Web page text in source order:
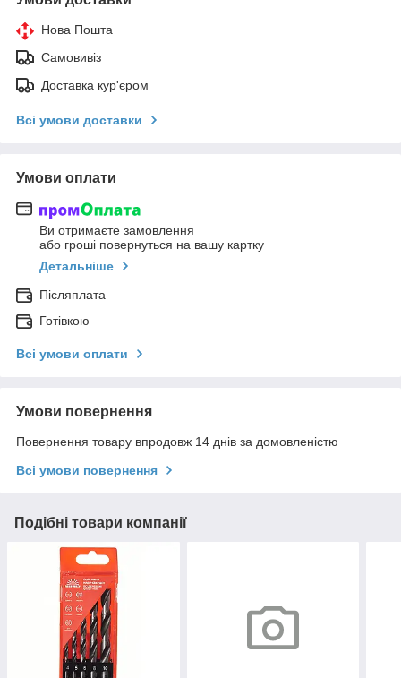
Нова Пошта
Самовивіз
Доставка кур'єром
Всі умови доставки
Умови оплати
Ви отримаєте замовлення
або гроші повернуться на вашу картку
Детальніше
Післяплата
Готівкою
Всі умови оплати
Умови повернення
Повернення товару впродовж 14 днів за домовленістю
Всі умови повернення
Подібні товари компанії